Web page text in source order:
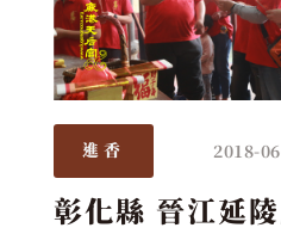
進香 2018-
彰化縣 晉江延